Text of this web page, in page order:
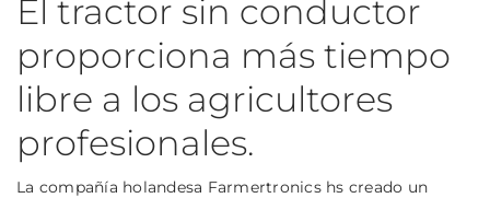
El tractor sin conductor
proporciona más tiempo
libre a los agricultores
profesionales.
La compañía holandesa Farmertronics hs creado un